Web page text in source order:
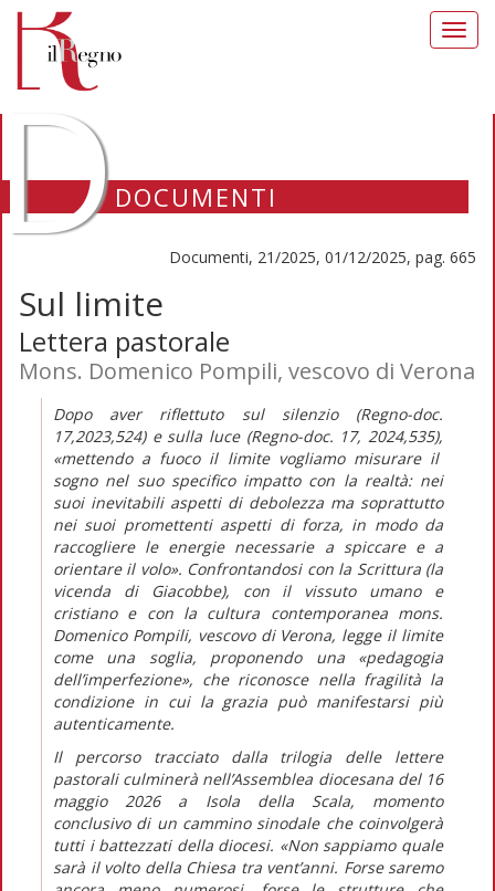
DOCUMENTI
Documenti, 21/2025, 01/12/2025, pag. 665
Sul limite
Lettera pastorale
Mons. Domenico Pompili, vescovo di Verona
Dopo aver riflettuto sul silenzio (Regno-doc.
17,2023,524) e sulla luce (Regno-doc. 17, 2024,535),
«mettendo a fuoco il limite vogliamo misurare il
sogno nel suo specifico impatto con la realtà: nei
suoi inevitabili aspetti di debolezza ma soprattutto
nei suoi promettenti aspetti di forza, in modo da
raccogliere le energie necessarie a spiccare e a
orientare il volo». Confrontandosi con la Scrittura (la
vicenda di Giacobbe), con il vissuto umano e
cristiano e con la cultura contemporanea mons.
Domenico Pompili, vescovo di Verona, legge il limite
come una soglia, proponendo una «pedagogia
dell’imperfezione», che riconosce nella fragilità la
condizione in cui la grazia può manifestarsi più
autenticamente.
Il percorso tracciato dalla trilogia delle lettere
pastorali culminerà nell’Assemblea diocesana del 16
maggio 2026 a Isola della Scala, momento
conclusivo di un cammino sinodale che coinvolgerà
tutti i battezzati della diocesi. «Non sappiamo quale
sarà il volto della Chiesa tra vent’anni. Forse saremo